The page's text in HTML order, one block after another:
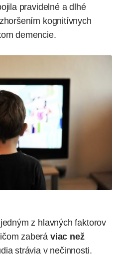
pravidelné a dlhé
kognitívnych
demencie.
z hlavných faktorov
zaberá viac než
strávia v nečinnosti.